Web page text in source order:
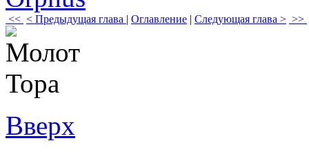
<< < Предыдущая глава | Оглавление | Следующая глава > >>
Вверх